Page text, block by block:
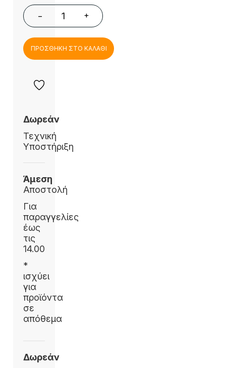
− +
ΠΡΟΣΘΗΚΗ ΣΤΟ ΚΑΛΑΘΙ
Δωρεάν
Τεχνική
Υποστήριξη
Άμεση
Αποστολή
Για
παραγγελίες
έως
τις
14.00
*
ισχύει
για
προϊόντα
σε
απόθεμα
Δωρεάν